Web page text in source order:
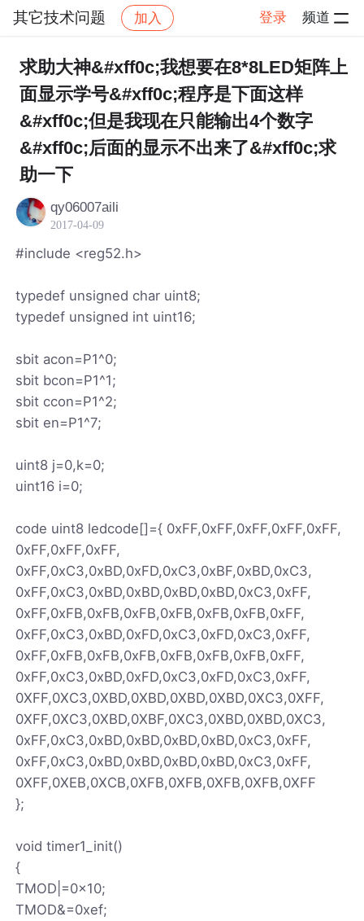
其它技术问题 加入 登录 频道
社区 其它技术问题 帖子详情
求助大神&#xff0c;我想要在8*8LED矩阵上
面显示学号&#xff0c;程序是下面这样
&#xff0c;但是我现在只能输出4个数字
&#xff0c;后面的显示不出来了&#xff0c;求
助一下
qy06007aili
2017-04-09
#include <reg52.h>
typedef unsigned char uint8;
typedef unsigned int uint16;
sbit acon=P1^0;
sbit bcon=P1^1;
sbit ccon=P1^2;
sbit en=P1^7;
uint8 j=0,k=0;
uint16 i=0;
code uint8 ledcode[]={ 0xFF,0xFF,0xFF,0xFF,0xFF,
0xFF,0xFF,0xFF,
0xFF,0xC3,0xBD,0xFD,0xC3,0xBF,0xBD,0xC3,
0xFF,0xC3,0xBD,0xBD,0xBD,0xBD,0xC3,0xFF,
0xFF,0xFB,0xFB,0xFB,0xFB,0xFB,0xFB,0xFF,
0xFF,0xC3,0xBD,0xFD,0xC3,0xFD,0xC3,0xFF,
0xFF,0xFB,0xFB,0xFB,0xFB,0xFB,0xFB,0xFF,
0xFF,0xC3,0xBD,0xFD,0xC3,0xFD,0xC3,0xFF,
0XFF,0XC3,0XBD,0XBD,0XBD,0XBD,0XC3,0XFF,
0XFF,0XC3,0XBD,0XBF,0XC3,0XBD,0XBD,0XC3,
0xFF,0xC3,0xBD,0xBD,0xBD,0xBD,0xC3,0xFF,
0xFF,0xC3,0xBD,0xBD,0xBD,0xBD,0xC3,0xFF,
0XFF,0XEB,0XCB,0XFB,0XFB,0XFB,0XFB,0XFF
};
void timer1_init()
{
TMOD|=0x10;
TMOD&=0xef;